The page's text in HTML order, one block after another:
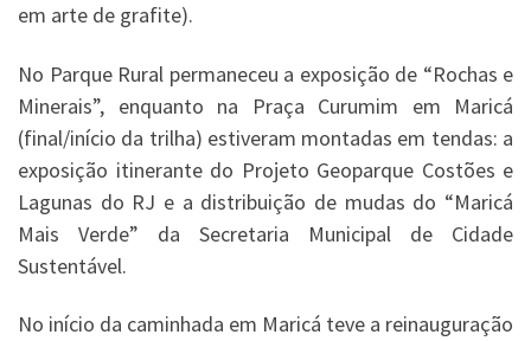
em arte de grafite).
No Parque Rural permaneceu a exposição de “Rochas e
Minerais”, enquanto na Praça Curumim em Maricá
(final/início da trilha) estiveram montadas em tendas: a
exposição itinerante do Projeto Geoparque Costões e
Lagunas do RJ e a distribuição de mudas do “Maricá
Mais Verde” da Secretaria Municipal de Cidade
Sustentável.
No início da caminhada em Maricá teve a reinauguração